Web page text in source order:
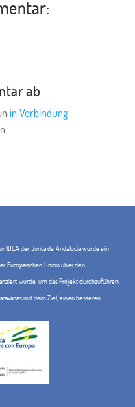
ab
in Verbindung
IDEA der Junta de Andalucía wurde ein
Europäischen Union über den
wurde, um das Projekt durchzuführen
mit dem Ziel, einen besseren